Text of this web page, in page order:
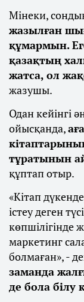
Мінеки,
жазылған
құмармын.
қазақтың
жатса, ол
жазушы.
Одан кейінгі
ойысқанда,
тұратынын
құптап отыр.
«Кітап
істеу деген
көпшілігінде
маркетинг
болмаған», -
заманда
де бола білу